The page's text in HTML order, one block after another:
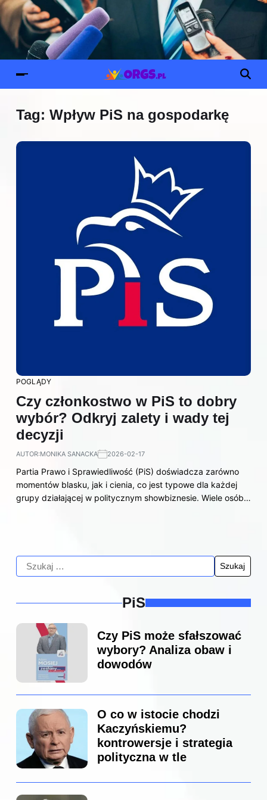
Tag: Wpływ PiS na gospodarkę
POGLĄDY
Czy członkostwo w PiS to dobry
wybór? Odkryj zalety i wady tej
decyzji
AUTOR:MONIKA SANACKA 2026-02-17
Partia Prawo i Sprawiedliwość (PiS) doświadcza zarówno
momentów blasku, jak i cienia, co jest typowe dla każdej
grupy działającej w politycznym showbiznesie. Wiele osób…
PiS
Czy PiS może sfałszować
wybory? Analiza obaw i
dowodów
O co w istocie chodzi
Kaczyńskiemu?
kontrowersje i strategia
polityczna w tle